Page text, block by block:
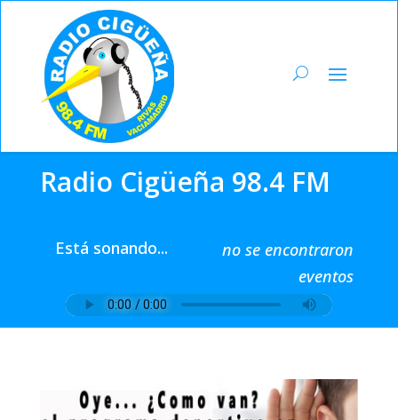
Radio Cigüeña 98.4 FM
Está sonando...
no se encontraron
eventos